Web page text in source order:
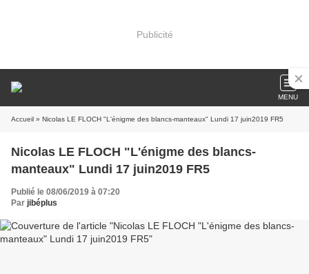
Publicité
MENU
Accueil » Nicolas LE FLOCH "L'énigme des blancs-manteaux" Lundi 17 juin2019 FR5
Nicolas LE FLOCH "L'énigme des blancs-
manteaux" Lundi 17 juin2019 FR5
Publié le 08/06/2019 à 07:20
Par jibéplus